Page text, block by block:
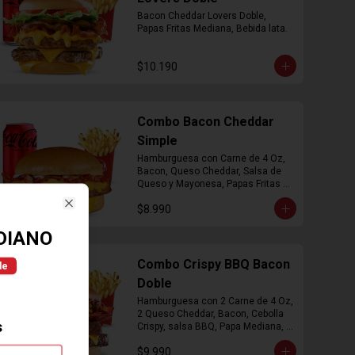
Bacon Cheddar Lovers Doble,
Papas Fritas Mediana, Bebida lata.
$10.190
Combo Bacon Cheddar
Simple
Hamburguesa con Carne de 4 Oz,
Bacon, Queso Cheddar, Salsa de
Queso y Mayonesa, Papas Fritas
$8.990
Combo Crispy BBQ Bacon
Doble
Hamburguesa con 2 Carne de 4 Oz,
2 Queso Cheddar, Bacon, Cebolla
Crispy, salsa BBQ, Papa Mediana,
$9.990
Close